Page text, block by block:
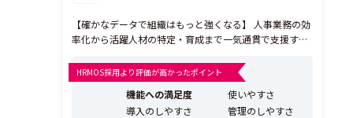
【確かなデータで組織はもっと強くなる】 人事業務の効
率化から活躍人材の特定・育成まで一気通貫で支援する
なく、心地よく使える設計で、意思決定に必要となる最
新で正確な従業員データを手間なく収集。成果を実感で
きるタレントマネジメントを実現します。
HRMOS採用より評価が高かったポイント
機能への満足度
使いやすさ
導入のしやすさ
管理のしやすさ